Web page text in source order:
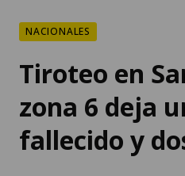
NACIONALES
Tiroteo en
zona 6 deja
fallecido y